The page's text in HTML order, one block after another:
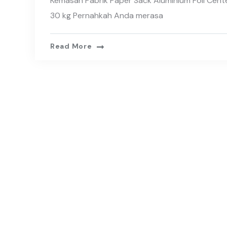
30 kg Pernahkah Anda merasa
Read More